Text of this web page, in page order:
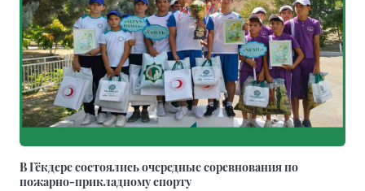
В Гёкдере состоялись очередные соревнования по
пожарно-прикладному спорту